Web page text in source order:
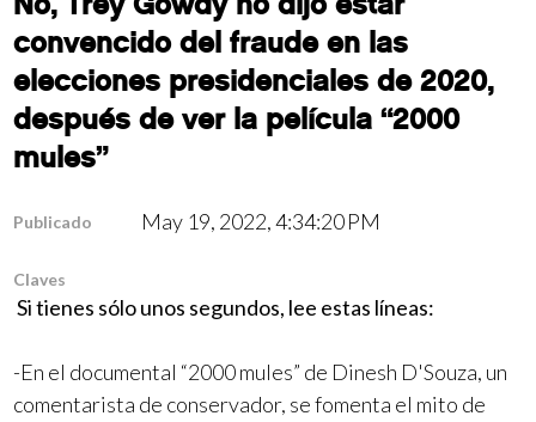
convencido del fraude en las
elecciones presidenciales de 2020,
después de ver la película “2000
mules”
Publicado May 19, 2022, 4:34:20 PM
Claves
Si tienes sólo unos segundos, lee estas líneas:
-En el documental “2000 mules” de Dinesh D'Souza, un
comentarista de conservador, se fomenta el mito de